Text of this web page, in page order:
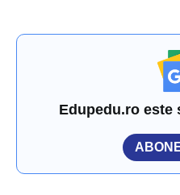
Edupedu.ro este